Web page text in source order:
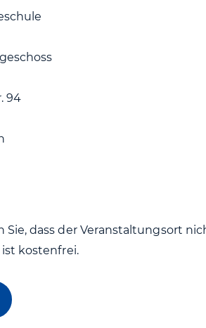
94
Sie, dass der Veranstaltungsort
kostenfrei.